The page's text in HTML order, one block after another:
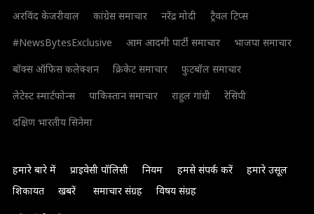
अरविंद केजरीवाल कांग्रेस समाचार नरेंद्र मोदी
ट्रैवल टिप्स
#NewsBytesExclusive
आम आदमी पार्टी समाचार
भाजपा समाचार
बॉक्स ऑफिस कलेक्शन
क्रिकेट समाचार
फुटबॉल समाचार
लेटेस्ट स्मार्टफोन्स
पाकिस्तान समाचार राहुल गांधी
रेसिपी
दक्षिण भारतीय सिनेमा
हमारे बारे में प्राइवेसी पॉलिसी नियम हमसे संपर्क करें
हमारे उसूल
शिकायत
खबरें समाचार संग्रह विषय संग्रह